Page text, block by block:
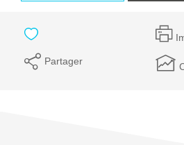
ACCES
Partager